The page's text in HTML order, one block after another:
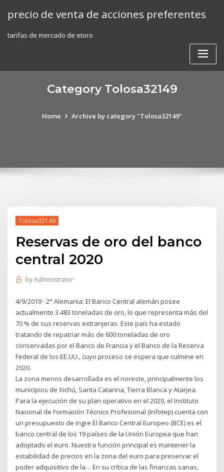
precio de venta de acciones preferentes
tarifas de mercado de etoro
Category Tolosa32149
Home Archive by category "Tolosa32149"
Tolosa32149
Reservas de oro del banco
central 2020
byAdministrator
4/9/2019 · 2° Alemania: El Banco Central alemán posee
actualmente 3.483 toneladas de oro, lo que representa más del
70 % de sus reservas extranjeras. Este país ha estado
tratando de repatriar más de 600 toneladas de oro
conservadas por el Banco de Francia y el Banco de la Reserva
Federal de los EE.UU., cuyo proceso se espera que culmine en
2020.
La zona menos desarrollada es el noreste, principalmente los
municipios de Xichú, Santa Catarina, Tierra Blanca y Atarjea.
Para la ejecución de su plan operativo en el 2020, el Instituto
Nacional de Formación Técnico Profesional (Infotep) cuenta con
un presupuesto de ingre El Banco Central Europeo (BCE) es el
banco central de los 19 países de la Unión Europea que han
adoptado el euro. Nuestra función principal es mantener la
estabilidad de precios en la zona del euro para preservar el
poder adquisitivo de la… En su crítica de las finanzas sanas,